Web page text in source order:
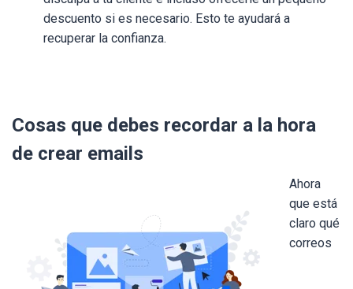
descuento si es necesario. Esto te ayudará a
recuperar la confianza.
Cosas que debes recordar a la hora
de crear emails
Ahora
que está
claro qué
correos